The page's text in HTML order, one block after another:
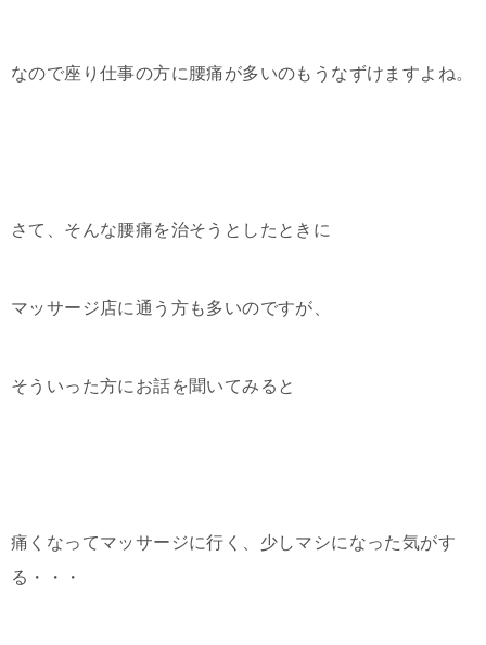
なので座り仕事の方に腰痛が多いのもうなずけますよね。
さて、そんな腰痛を治そうとしたときに
マッサージ店に通う方も多いのですが、
そういった方にお話を聞いてみると
痛くなってマッサージに行く、少しマシになった気がす
る・・・